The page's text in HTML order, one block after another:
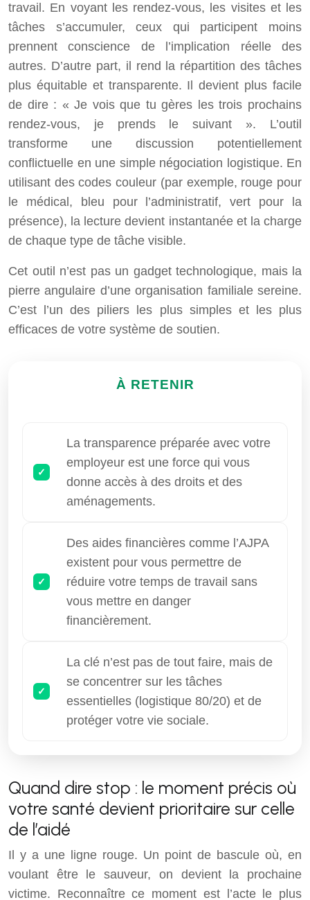
travail. En voyant les rendez-vous, les visites et les
tâches s’accumuler, ceux qui participent moins
prennent conscience de l’implication réelle des
autres. D’autre part, il rend la répartition des tâches
plus équitable et transparente. Il devient plus facile
de dire : « Je vois que tu gères les trois prochains
rendez-vous, je prends le suivant ». L’outil
transforme une discussion potentiellement
conflictuelle en une simple négociation logistique. En
utilisant des codes couleur (par exemple, rouge pour
le médical, bleu pour l’administratif, vert pour la
présence), la lecture devient instantanée et la charge
de chaque type de tâche visible.
Cet outil n’est pas un gadget technologique, mais la
pierre angulaire d’une organisation familiale sereine.
C’est l’un des piliers les plus simples et les plus
efficaces de votre système de soutien.
À RETENIR
La transparence préparée avec votre
employeur est une force qui vous
donne accès à des droits et des
aménagements.
Des aides financières comme l’AJPA
existent pour vous permettre de
réduire votre temps de travail sans
vous mettre en danger
financièrement.
La clé n’est pas de tout faire, mais de
se concentrer sur les tâches
essentielles (logistique 80/20) et de
protéger votre vie sociale.
Quand dire stop : le moment précis où
votre santé devient prioritaire sur celle
de l’aidé
Il y a une ligne rouge. Un point de bascule où, en
voulant être le sauveur, on devient la prochaine
victime. Reconnaître ce moment est l’acte le plus